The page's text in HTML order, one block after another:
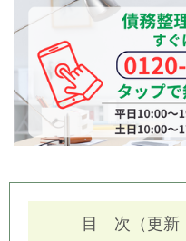
目 次（更新